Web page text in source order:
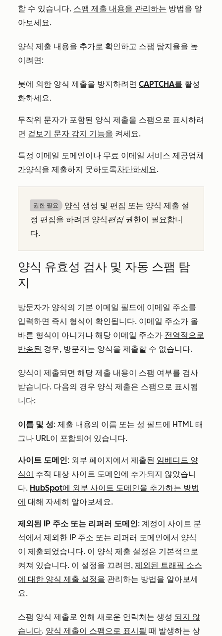
할 수 있습니다. 스팸 제출 내용을 관리하는 방법을 알
아보세요.
양식 제출 내용을 추가로 확인하고 스팸 탐지율을 높
이려면:
봇에 의한 양식 제출을 방지하려면 CAPTCHA를 활성
화하세요.
무작위 문자가 포함된 양식 제출을 스팸으로 표시하려
면 겉보기 문자 감지 기능을 켜세요.
특정 이메일 도메인이나 무료 이메일 서비스 제공업체
가양식을 제출하지 못하도록차단하세요.
권한 필요 양식 생성 및 편집 또는 양식 제출 설
정 편집을 하려면 양식편집권한이 필요합니
다.
양식 유효성 검사 및 자동 스팸 탐
지
방문자가 양식의 기본 이메일 필드에 이메일 주소를
입력하면 즉시 형식이 확인됩니다. 이메일 주소가 올
바른 형식이 아니거나 해당 이메일 주소가 전역적으로
반송된 경우, 방문자는 양식을 제출할 수 없습니다.
양식이 제출되면 해당 제출 내용이 스팸 여부를 검사
받습니다. 다음의 경우 양식 제출은 스팸으로 표시됩
니다:
이름 및 성: 제출 내용의 이름 또는 성 필드에 HTML 태
그나 URL이 포함되어 있습니다.
사이트 도메인: 외부 페이지에서 제출된 임베디드 양
식이 추적 대상 사이트 도메인에 추가되지 않았습니
다. HubSpot에 외부 사이트 도메인을 추가하는 방법
에 대해 자세히 알아보세요.
제외된 IP 주소 또는 리퍼러 도메인: 계정이 사이트 분
석에서 제외한 IP 주소 또는 리퍼러 도메인에서 양식
이 제출되었습니다. 이 양식 제출 설정은 기본적으로
켜져 있습니다. 이 설정을 끄려면, 제외된 트래픽 소스
에 대한 양식 제출 설정을 관리하는 방법을 알아보세
요.
스팸 양식 제출로 인해 새로운 연락처는 생성 되지 않
습니다. 양식 제출이 스팸으로 표시될 때 발생하는 상